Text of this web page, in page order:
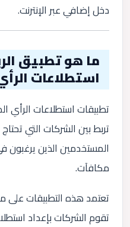
دخل إضافي عبر الإنترنت.
ما هو تطبيق
استطلاعات
تطبيقات استطلاعات
تربط بين الشركات التي
المستخدمين الذين يرغبون
مكافآت.
تعتمد هذه التطبيقات على
تقوم الشركات بإعداد